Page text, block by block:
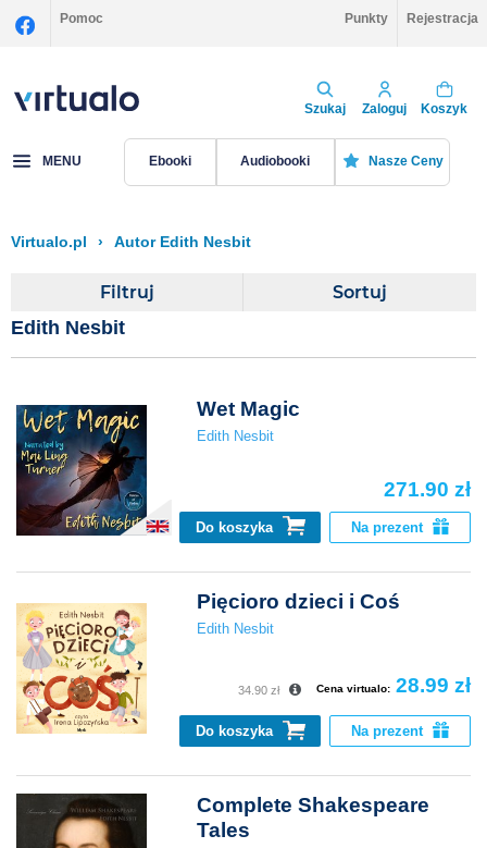
Pomoc Punkty Rejestracja
Szukaj Zaloguj Koszyk
MENU Ebooki Audiobooki Nasze Ceny
Virtualo.pl › Autor Edith Nesbit
Filtruj Sortuj
Edith Nesbit
Wet Magic
Edith Nesbit
271.90 zł
Do koszyka Na prezent
Pięcioro dzieci i Coś
Edith Nesbit
Cena virtualo: 28.99 zł
34.90 zł
Do koszyka Na prezent
Complete Shakespeare
Tales